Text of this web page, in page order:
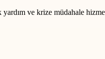
ve krize müdahale